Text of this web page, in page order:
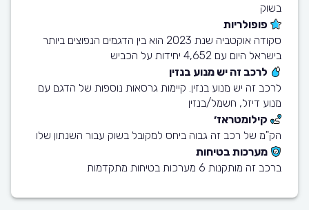
בשוק
פופולריות
סקודה אוקטביה שנת 2023 הוא בין הדגמים הנפוצים ביותר
בישראל היום עם 4,652 יחידות על הכביש
לרכב זה יש מנוע בנזין
לרכב זה יש מנוע בנזין. קיימות גרסאות נוספות של הדגם עם
מנוע דיזל, חשמל/בנזין
קילומטראז׳
הק"מ של רכב זה גבוה ביחס למקובל בשוק עבור השנתון שלו
מערכות בטיחות
ברכב זה מותקנות 6 מערכות בטיחות מתקדמות